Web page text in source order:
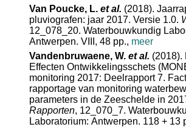
Van Poucke, L. et al. (2018).
pluviografen: jaar 2017. Versie 1.0.
12_078_20. Waterbouwkundig
Antwerpen. VIII, 48 pp., meer
Vandenbruwaene, W. et al. (2018).
Effecten Ontwikkelingsschets
monitoring 2017: Deelrapport 7.
rapportage van monitoring
parameters in de Zeeschelde in
Rapporten, 12_070_7.
Laboratorium: Antwerpen. 118 + 13